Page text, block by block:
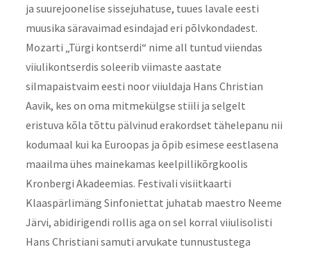
ja suurejoonelise sissejuhatuse, tuues lavale eesti
muusika säravaimad esindajad eri põlvkondadest.
Mozarti „Türgi kontserdi“ nime all tuntud viiendas
viiulikontserdis soleerib viimaste aastate
silmapaistvaim eesti noor viiuldaja Hans Christian
Aavik, kes on oma mitmekülgse stiili ja selgelt
eristuva kõla tõttu pälvinud erakordset tähelepanu nii
kodumaal kui ka Euroopas ja õpib esimese eestlasena
maailma ühes mainekamas keelpillikõrgkoolis
Kronbergi Akadeemias. Festivali visiitkaarti
Klaaspärlimäng Sinfoniettat juhatab maestro Neeme
Järvi, abidirigendi rollis aga on sel korral viiulisolisti
Hans Christiani samuti arvukate tunnustustega